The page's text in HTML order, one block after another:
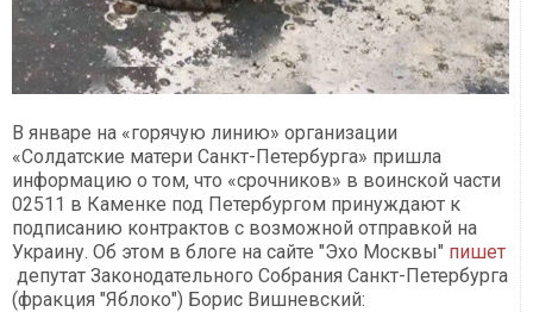
В январе на «горячую линию» организации
«Солдатские матери Санкт-Петербурга» пришла
информацию о том, что «срочников» в воинской части
02511 в Каменке под Петербургом принуждают к
подписанию контрактов с возможной отправкой на
Украину. Об этом в блоге на сайте "Эхо Москвы" пишет
депутат Законодательного Собрания Санкт-Петербурга
(фракция "Яблоко") Борис Вишневский: